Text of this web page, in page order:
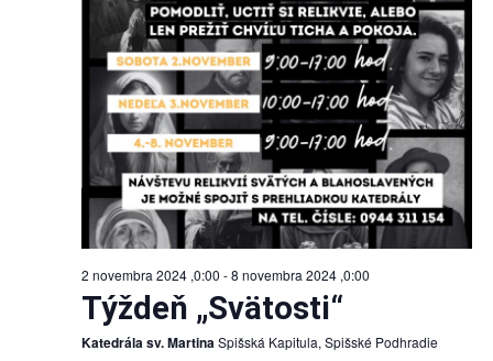
2 novembra 2024 ,0:00 -8 novembra 2024 ,0:00
Týždeň „Svätosti“
Katedrála sv. MartinaSpišská Kapitula, Spišské Podhradie